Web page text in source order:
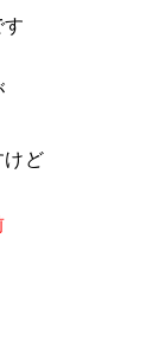
けど